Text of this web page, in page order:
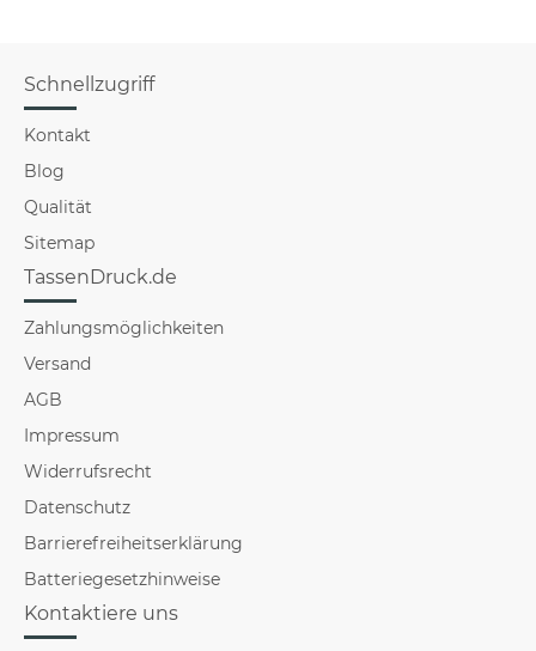
Schnellzugriff
Kontakt
Blog
Qualität
Sitemap
TassenDruck.de
Zahlungsmöglichkeiten
Versand
AGB
Impressum
Widerrufsrecht
Datenschutz
Barrierefreiheitserklärung
Batteriegesetzhinweise
Kontaktiere uns